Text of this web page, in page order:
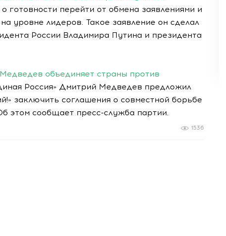
готовности перейти от обмена заявлениями и
уровне лидеров. Такое заявление он сделал
России Владимира Путина и президента
объединяет страны против
Россия» Дмитрий Медведев предложил
заключить соглашения о совместной борьбе
этом сообщает пресс-служба партии.
1536